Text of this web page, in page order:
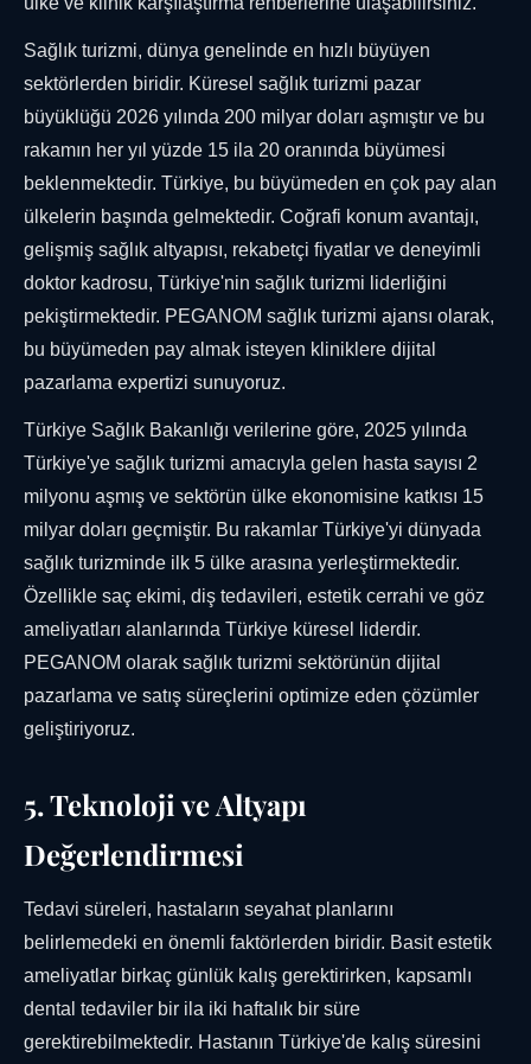
Sağlık turizmi, dünya genelinde en hızlı büyüyen
sektörlerden biridir. Küresel sağlık turizmi pazar
büyüklüğü 2026 yılında 200 milyar doları aşmıştır ve bu
rakamın her yıl yüzde 15 ila 20 oranında büyümesi
beklenmektedir. Türkiye, bu büyümeden en çok pay alan
ülkelerin başında gelmektedir. Coğrafi konum avantajı,
gelişmiş sağlık altyapısı, rekabetçi fiyatlar ve deneyimli
doktor kadrosu, Türkiye'nin sağlık turizmi liderliğini
pekiştirmektedir. PEGANOM sağlık turizmi ajansı olarak,
bu büyümeden pay almak isteyen kliniklere dijital
pazarlama expertizi sunuyoruz.
Türkiye Sağlık Bakanlığı verilerine göre, 2025 yılında
Türkiye'ye sağlık turizmi amacıyla gelen hasta sayısı 2
milyonu aşmış ve sektörün ülke ekonomisine katkısı 15
milyar doları geçmiştir. Bu rakamlar Türkiye'yi dünyada
sağlık turizminde ilk 5 ülke arasına yerleştirmektedir.
Özellikle saç ekimi, diş tedavileri, estetik cerrahi ve göz
ameliyatları alanlarında Türkiye küresel liderdir.
PEGANOM olarak sağlık turizmi sektörünün dijital
pazarlama ve satış süreçlerini optimize eden çözümler
geliştiriyoruz.
5. Teknoloji ve Altyapı
Değerlendirmesi
Tedavi süreleri, hastaların seyahat planlarını
belirlemedeki en önemli faktörlerden biridir. Basit estetik
ameliyatlar birkaç günlük kalış gerektirirken, kapsamlı
dental tedaviler bir ila iki haftalık bir süre
gerektirebilmektedir. Hastanın Türkiye'de kalış süresini